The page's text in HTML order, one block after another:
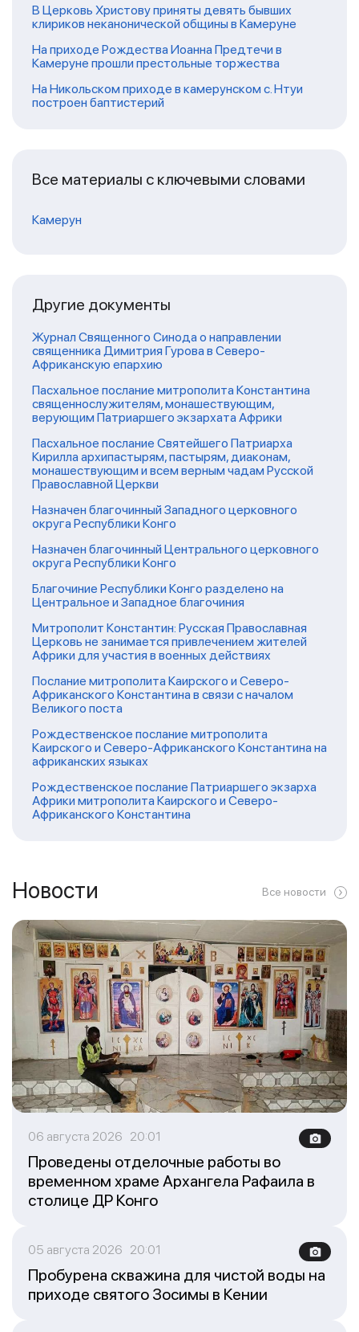
В Церковь Христову приняты девять бывших
клириков неканонической общины в Камеруне
На приходе Рождества Иоанна Предтечи в
Камеруне прошли престольные торжества
На Никольском приходе в камерунском с. Нтуи
построен баптистерий
Все материалы с ключевыми словами
Камерун
Другие документы
Журнал Священного Синода о направлении
священника Димитрия Гурова в Северо-
Африканскую епархию
Пасхальное послание митрополита Константина
священнослужителям, монашествующим,
верующим Патриаршего экзархата Африки
Пасхальное послание Святейшего Патриарха
Кирилла архипастырям, пастырям, диаконам,
монашествующим и всем верным чадам Русской
Православной Церкви
Назначен благочинный Западного церковного
округа Республики Конго
Назначен благочинный Центрального церковного
округа Республики Конго
Благочиние Республики Конго разделено на
Центральное и Западное благочиния
Митрополит Константин: Русская Православная
Церковь не занимается привлечением жителей
Африки для участия в военных действиях
Послание митрополита Каирского и Северо-
Африканского Константина в связи с началом
Великого поста
Рождественское послание митрополита
Каирского и Северо-Африканского Константина на
африканских языках
Рождественское послание Патриаршего экзарха
Африки митрополита Каирского и Северо-
Африканского Константина
Новости Все новости
06 августа 2026 20:01
Проведены отделочные работы во
временном храме Архангела Рафаила в
столице ДР Конго
05 августа 2026 20:01
Пробурена скважина для чистой воды на
приходе святого Зосимы в Кении